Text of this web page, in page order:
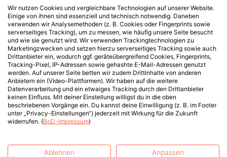
Wir nutzen Cookies und vergleichbare Technologien auf unserer Website.
Einige von ihnen sind essenziell und technisch notwendig. Daneben
verwenden wir Analysemethoden (z. B. Cookies oder Fingerprints sowie
serverseitiges Tracking), um zu messen, wie häufig unsere Seite besucht
und wie sie genutzt wird. Wir verwenden Trackingtechnologien zu
Marketingzwecken und setzen hierzu serverseitiges Tracking sowie auch
Drittanbieter ein, wodurch ggf. geräteübergreifend Cookies, Fingerprints,
Tracking-Pixel, IP-Adressen sowie gehashte E-Mail-Adressen genutzt
werden. Auf unserer Seite betten wir zudem Drittinhalte von anderen
Anbietern ein (Video-Plattformen). Wir haben auf die weitere
Datenverarbeitung und ein etwaiges Tracking durch den Drittanbieter
keinen Einfluss. Mit deiner Einstellung willigst du in die oben
beschriebenen Vorgänge ein. Du kannst deine Einwilligung (z. B. im Footer
unter „Privacy-Einstellungen“) jederzeit mit Wirkung für die Zukunft
widerrufen. (BoD-Impressum)
Ablehnen Anpassen